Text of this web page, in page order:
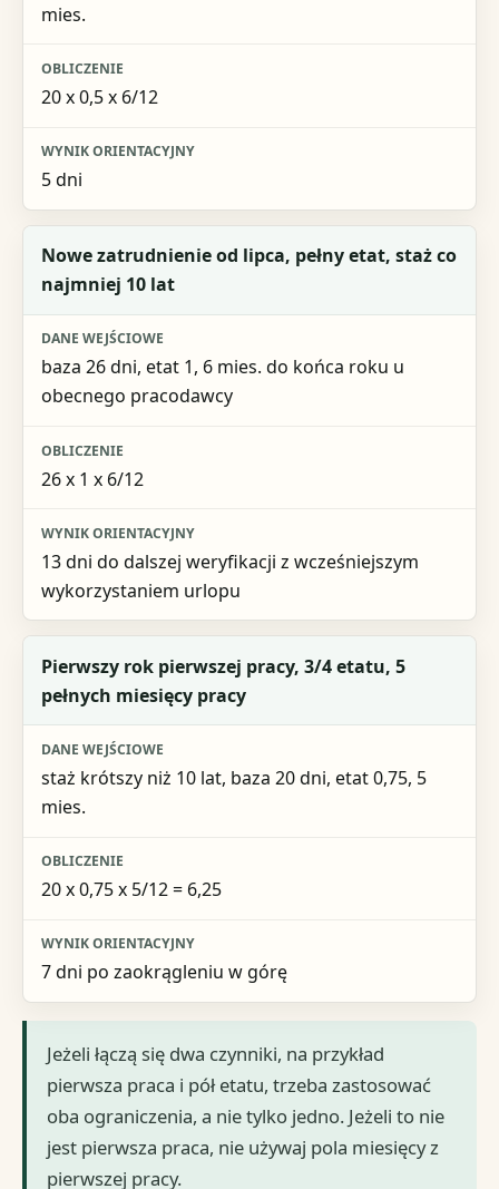
Wynik orientacyjny
mies.
20 x 0,5 x 6/12
5 dni
Nowe zatrudnienie od lipca, pełny etat, staż co
najmniej 10 lat
baza 26 dni, etat 1, 6 mies. do końca roku u
obecnego pracodawcy
26 x 1 x 6/12
13 dni do dalszej weryfikacji z wcześniejszym
wykorzystaniem urlopu
Pierwszy rok pierwszej pracy, 3/4 etatu, 5
pełnych miesięcy pracy
staż krótszy niż 10 lat, baza 20 dni, etat 0,75, 5
mies.
20 x 0,75 x 5/12 = 6,25
7 dni po zaokrągleniu w górę
Jeżeli łączą się dwa czynniki, na przykład
pierwsza praca i pół etatu, trzeba zastosować
oba ograniczenia, a nie tylko jedno. Jeżeli to nie
jest pierwsza praca, nie używaj pola miesięcy z
pierwszej pracy.